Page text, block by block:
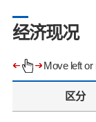
经济现况
Move left or
区分